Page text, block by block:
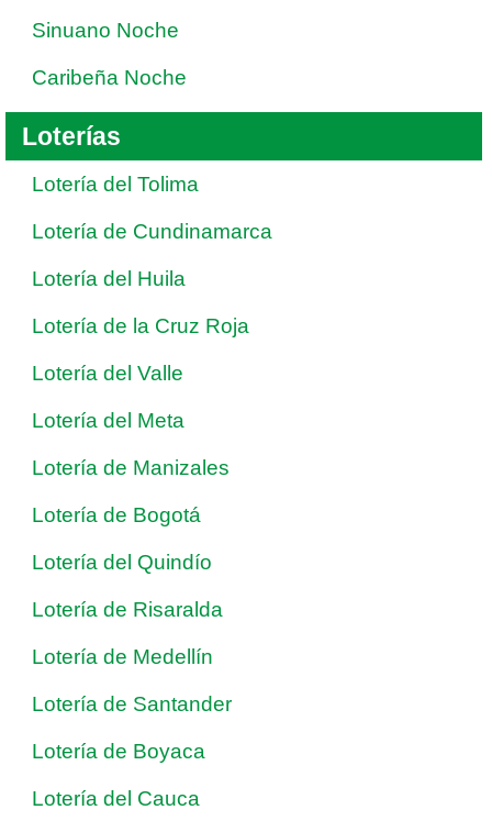
Sinuano Noche
Caribeña Noche
Loterías
Lotería del Tolima
Lotería de Cundinamarca
Lotería del Huila
Lotería de la Cruz Roja
Lotería del Valle
Lotería del Meta
Lotería de Manizales
Lotería de Bogotá
Lotería del Quindío
Lotería de Risaralda
Lotería de Medellín
Lotería de Santander
Lotería de Boyaca
Lotería del Cauca